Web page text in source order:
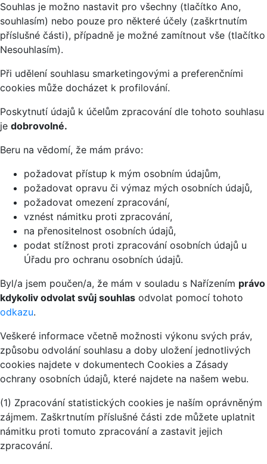
Souhlas je možno nastavit pro všechny (tlačítko Ano,
souhlasím) nebo pouze pro některé účely (zaškrtnutím
příslušné části), případně je možné zamítnout vše (tlačítko
Nesouhlasím).
Při udělení souhlasu smarketingovými a preferenčními
cookies může docházet k profilování.
Poskytnutí údajů k účelům zpracování dle tohoto souhlasu
je dobrovolné.
Beru na vědomí, že mám právo:
požadovat přístup k mým osobním údajům,
požadovat opravu či výmaz mých osobních údajů,
požadovat omezení zpracování,
vznést námitku proti zpracování,
na přenositelnost osobních údajů,
podat stížnost proti zpracování osobních údajů u
Úřadu pro ochranu osobních údajů.
Byl/a jsem poučen/a, že mám v souladu s Nařízením právo
kdykoliv odvolat svůj souhlas odvolat pomocí tohoto
odkazu.
Veškeré informace včetně možnosti výkonu svých práv,
způsobu odvolání souhlasu a doby uložení jednotlivých
cookies najdete v dokumentech Cookies a Zásady
ochrany osobních údajů, které najdete na našem webu.
(1) Zpracování statistických cookies je naším oprávněným
zájmem. Zaškrtnutím příslušné části zde můžete uplatnit
námitku proti tomuto zpracování a zastavit jejich
zpracování.